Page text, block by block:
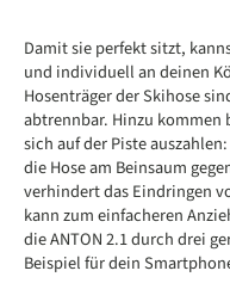
Damit sie perfekt sitzt,
und individuell an deinen
Hosenträger der Skihose
abtrennbar. Hinzu kommen
sich auf der Piste
die Hose am Beinsaum
verhindert das Eindringen
kann zum einfacheren
die ANTON 2.1 durch drei
Beispiel für dein